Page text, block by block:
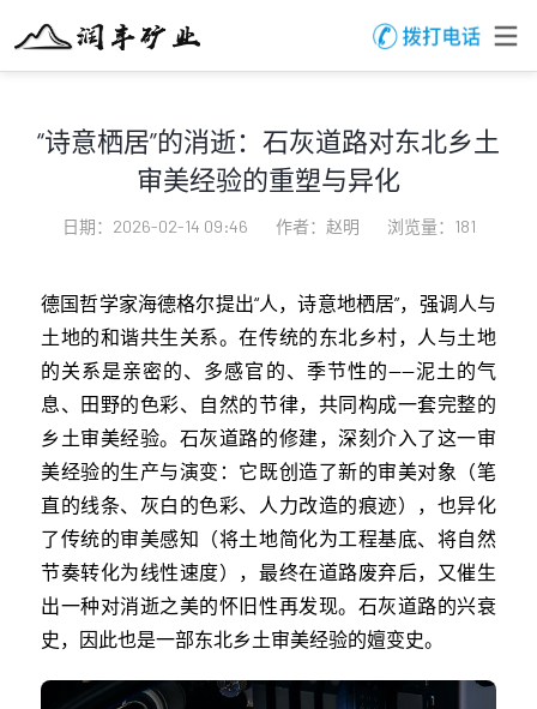
“诗意栖居”的消逝：石灰道路对东北乡土
审美经验的重塑与异化
日期：2026-02-14 09:46 作者：赵明 浏览量：181
德国哲学家海德格尔提出“人，诗意地栖居”，强调人与
土地的和谐共生关系。在传统的东北乡村，人与土地
的关系是亲密的、多感官的、季节性的——泥土的气
息、田野的色彩、自然的节律，共同构成一套完整的
乡土审美经验。石灰道路的修建，深刻介入了这一审
美经验的生产与演变：它既创造了新的审美对象（笔
直的线条、灰白的色彩、人力改造的痕迹），也异化
了传统的审美感知（将土地简化为工程基底、将自然
节奏转化为线性速度），最终在道路废弃后，又催生
出一种对消逝之美的怀旧性再发现。石灰道路的兴衰
史，因此也是一部东北乡土审美经验的嬗变史。